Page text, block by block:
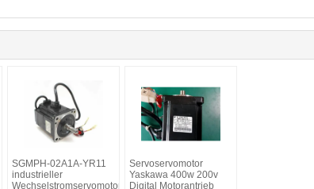
SGMPH-02A1A-YR11
industrieller
Wechselstromservomotor
Servoservomotor
Yaskawa 400w 200v
Digital Motorantrieb